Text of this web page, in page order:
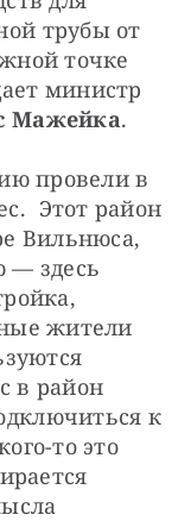
трубы от
точке
министр
Мажейка.
провели в
Этот район
Вильнюса,
— здесь
жители
в район
к
то это